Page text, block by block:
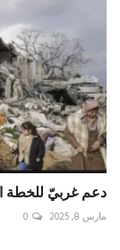
دعم غربيّ للخطة
مارس 8, 2025 0